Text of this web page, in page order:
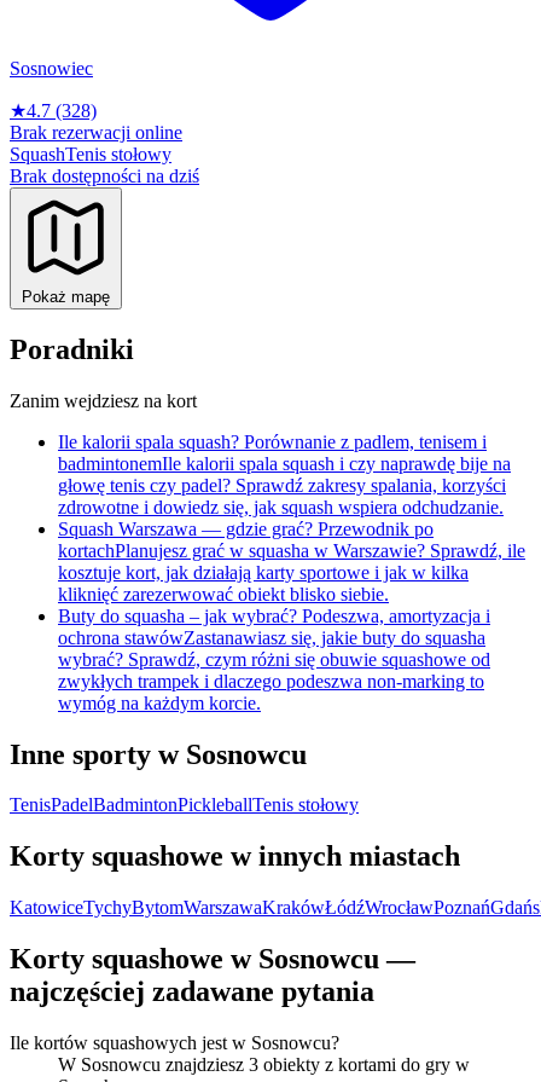
Sosnowiec
★4.7 (328)
Brak rezerwacji online
SquashTenis stołowy
Brak dostępności na dziś
Pokaż mapę
Poradniki
Zanim wejdziesz na kort
Ile kalorii spala squash? Porównanie z padlem, tenisem i
badmintonemIle kalorii spala squash i czy naprawdę bije na
głowę tenis czy padel? Sprawdź zakresy spalania, korzyści
zdrowotne i dowiedz się, jak squash wspiera odchudzanie.
Squash Warszawa — gdzie grać? Przewodnik po
kortachPlanujesz grać w squasha w Warszawie? Sprawdź, ile
kosztuje kort, jak działają karty sportowe i jak w kilka
kliknięć zarezerwować obiekt blisko siebie.
Buty do squasha – jak wybrać? Podeszwa, amortyzacja i
ochrona stawówZastanawiasz się, jakie buty do squasha
wybrać? Sprawdź, czym różni się obuwie squashowe od
zwykłych trampek i dlaczego podeszwa non-marking to
wymóg na każdym korcie.
Inne sporty w Sosnowcu
TenisPadelBadmintonPickleballTenis stołowy
Korty squashowe w innych miastach
KatowiceTychyBytomWarszawaKrakówŁódźWrocławPoznań
Korty squashowe w Sosnowcu —
najczęściej zadawane pytania
Ile kortów squashowych jest w Sosnowcu?
W Sosnowcu znajdziesz 3 obiekty z kortami do gry w